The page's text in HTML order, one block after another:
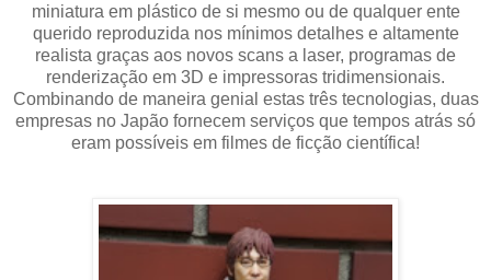
miniatura em plástico de si mesmo ou de qualquer ente
querido reproduzida nos mínimos detalhes e altamente
realista graças aos novos scans a laser, programas de
renderização em 3D e impressoras tridimensionais.
Combinando de maneira genial estas três tecnologias, duas
empresas no Japão fornecem serviços que tempos atrás só
eram possíveis em filmes de ficção científica!